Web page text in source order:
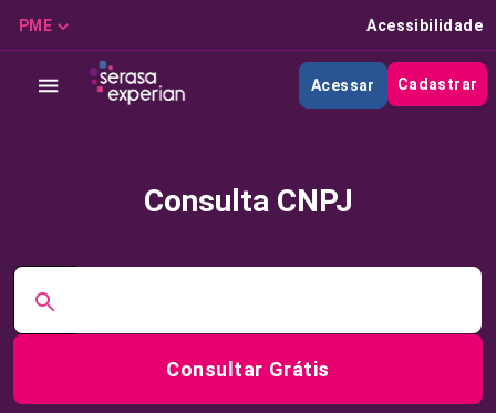
PME Acessibilidade
Acessar Cadastrar
Consulta CNPJ
Consultar Grátis